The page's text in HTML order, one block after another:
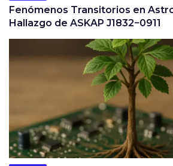
Fenómenos Transitorios en
Hallazgo de ASKAP J1832−0911